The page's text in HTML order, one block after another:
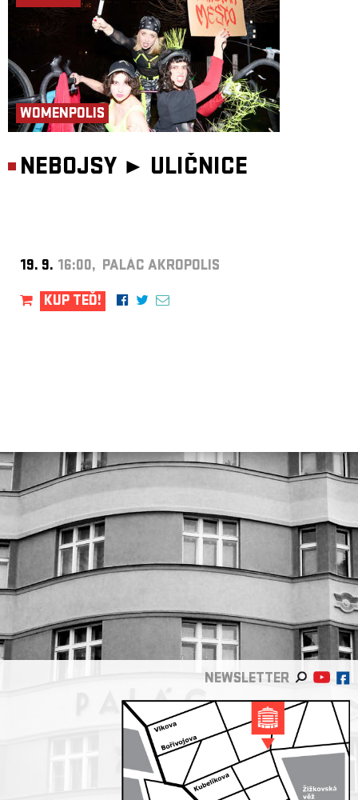
WOMENPOLIS
NEBOJSY ► ULIČNICE
19. 9. 16:00, PALÁC AKROPOLIS
KUP TEĎ!
NEWSLETTER